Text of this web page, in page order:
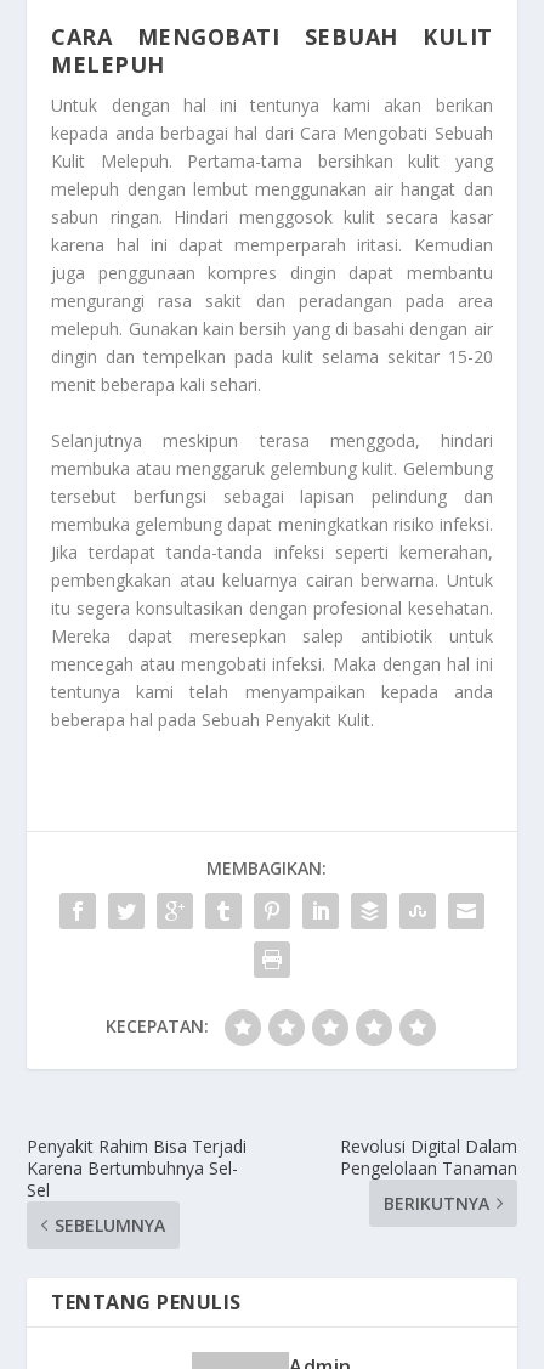
CARA MENGOBATI SEBUAH KULIT
MELEPUH
Untuk dengan hal ini tentunya kami akan berikan
kepada anda berbagai hal dari Cara Mengobati Sebuah
Kulit Melepuh. Pertama-tama bersihkan kulit yang
melepuh dengan lembut menggunakan air hangat dan
sabun ringan. Hindari menggosok kulit secara kasar
karena hal ini dapat memperparah iritasi. Kemudian
juga penggunaan kompres dingin dapat membantu
mengurangi rasa sakit dan peradangan pada area
melepuh. Gunakan kain bersih yang di basahi dengan air
dingin dan tempelkan pada kulit selama sekitar 15-20
menit beberapa kali sehari.
Selanjutnya meskipun terasa menggoda, hindari
membuka atau menggaruk gelembung kulit. Gelembung
tersebut berfungsi sebagai lapisan pelindung dan
membuka gelembung dapat meningkatkan risiko infeksi.
Jika terdapat tanda-tanda infeksi seperti kemerahan,
pembengkakan atau keluarnya cairan berwarna. Untuk
itu segera konsultasikan dengan profesional kesehatan.
Mereka dapat meresepkan salep antibiotik untuk
mencegah atau mengobati infeksi. Maka dengan hal ini
tentunya kami telah menyampaikan kepada anda
beberapa hal pada Sebuah Penyakit Kulit.
MEMBAGIKAN:
KECEPATAN:
Penyakit Rahim Bisa Terjadi
Karena Bertumbuhnya Sel-
Sel
SEBELUMNYA
Revolusi Digital Dalam
Pengelolaan Tanaman
BERIKUTNYA
TENTANG PENULIS